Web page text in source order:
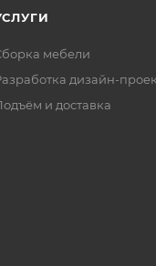
мебели
дизайн-
и доставка